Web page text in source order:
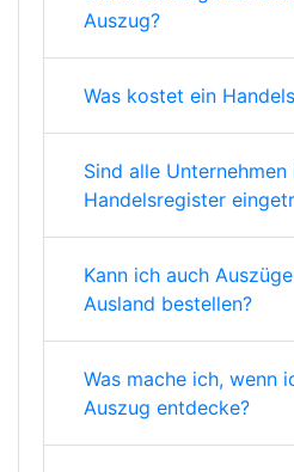
Auszug?
Was kostet ein
Sind alle Unternehmen
Handelsregister
Kann ich auch
Ausland bestellen?
Was mache ich, wenn
Auszug entdecke?